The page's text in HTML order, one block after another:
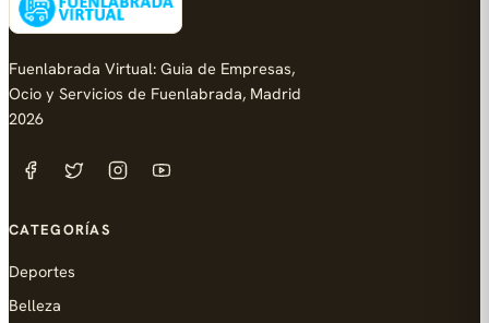
Fuenlabrada Virtual: Guia de Empresas,
Ocio y Servicios de Fuenlabrada, Madrid
2026
CATEGORÍAS
Deportes
Belleza